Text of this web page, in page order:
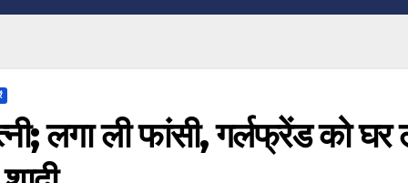
लगा ली फांसी, गर्लफ्रेंड को घर